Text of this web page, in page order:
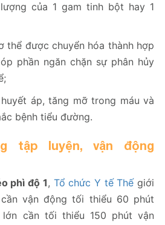
của 1 gam tinh bột hay 1
thể được chuyển hóa thành hợp
phần ngăn chặn sự phân hủy
áp, tăng mỡ trong máu và
bệnh tiểu đường.
tập luyện, vận động
phì độ 1, Tổ chức Y tế Thếgiới
vận động tối thiểu 60 phút
cần tối thiểu 150 phút vận